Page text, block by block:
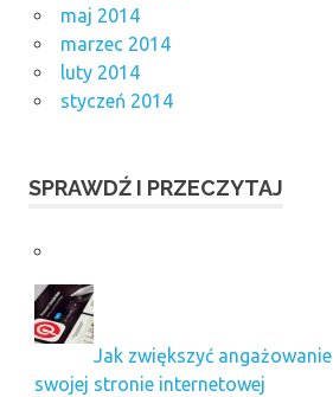
maj 2014
marzec 2014
luty 2014
styczeń 2014
SPRAWDŹ I PRZECZYTAJ
Jak zwiększyć
swojej stronie internetowej